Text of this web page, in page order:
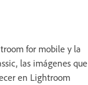
for mobile y la
las imágenes que
en Lightroom